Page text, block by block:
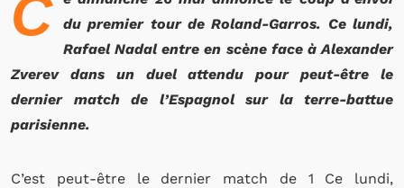
C
du premier tour de Roland-Garros. Ce lundi,
Rafael Nadal entre en scène face à Alexander
Zverev dans un duel attendu pour peut-être le
dernier match de l’Espagnol sur la terre-battue
parisienne.
C’est peut-être le dernier match de 1 Ce lundi,